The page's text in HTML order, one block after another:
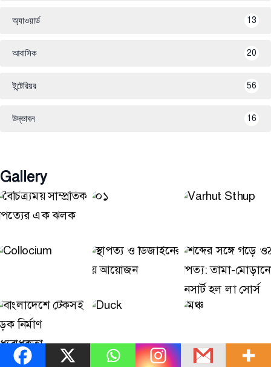
অ্যাওয়ার্ড 13
আবাসিক 20
ইন্টেরিয়র 56
উদ্ভাবন 16
Gallery